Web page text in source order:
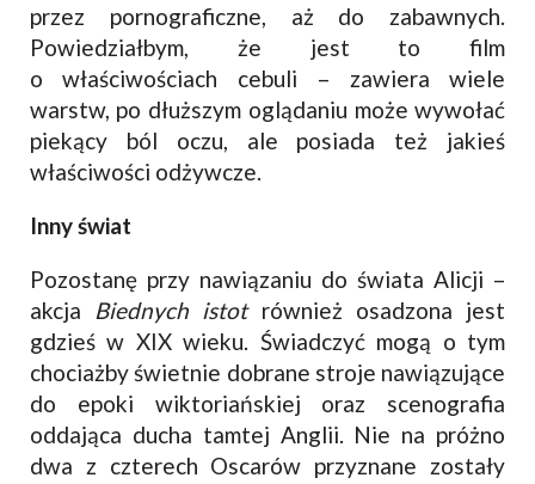
przez pornograficzne, aż do zabawnych.
Powiedziałbym, że jest to film
o właściwościach cebuli – zawiera wiele
warstw, po dłuższym oglądaniu może wywołać
piekący ból oczu, ale posiada też jakieś
właściwości odżywcze.
Inny świat
Pozostanę przy nawiązaniu do świata Alicji –
akcja Biednych istotrównież osadzona jest
gdzieś w XIX wieku. Świadczyć mogą o tym
chociażby świetnie dobrane stroje nawiązujące
do epoki wiktoriańskiej oraz scenografia
oddająca ducha tamtej Anglii. Nie na próżno
dwa z czterech Oscarów przyznane zostały